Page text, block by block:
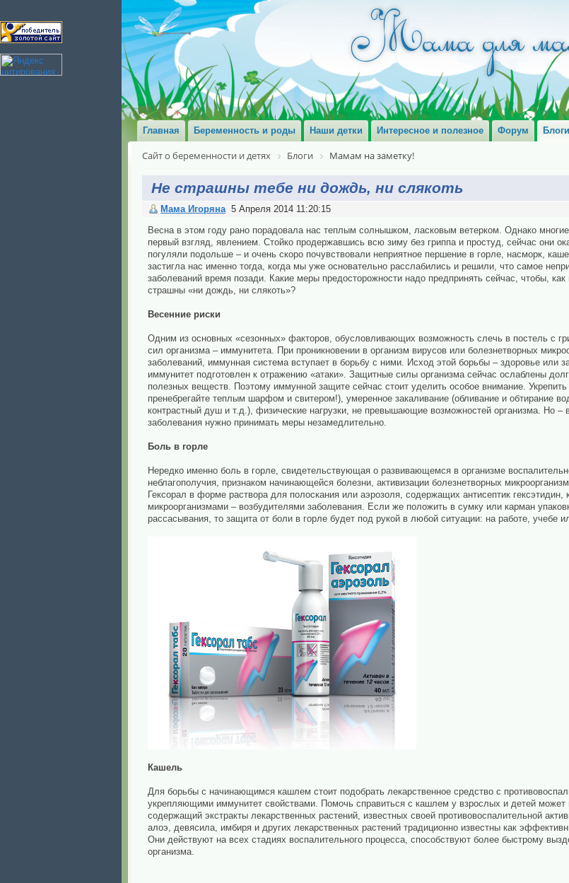
Главная Беременность и роды Наши детки Интересное и полезное Форум Блоги
Сайт о беременности и детях Блоги Мамам на заметку!
Не страшны тебе ни дождь, ни слякоть
Мама Игоряна 5 Апреля 2014 11:20:15
Весна в этом году рано порадовала нас теплым солнышком, ласковым ветерком. Однако
первый взгляд, явлением. Стойко продержавшись всю зиму без гриппа и простуд, сейчас они
погуляли подольше – и очень скоро почувствовали неприятное першение в горле, насморк,
застигла нас именно тогда, когда мы уже основательно расслабились и решили, что самое
заболеваний время позади. Какие меры предосторожности надо предпринять сейчас, чтобы,
страшны «ни дождь, ни слякоть»?
Весенние риски
Одним из основных «сезонных» факторов, обусловливающих возможность слечь в постель с
сил организма – иммунитета. При проникновении в организм вирусов или болезнетворных
заболеваний, иммунная система вступает в борьбу с ними. Исход этой борьбы – здоровье или
иммунитет подготовлен к отражению «атаки». Защитные силы организма сейчас ослаблены
полезных веществ. Поэтому иммунной защите сейчас стоит уделить особое внимание.
пренебрегайте теплым шарфом и свитером!), умеренное закаливание (обливание и обтирание
контрастный душ и т.д.), физические нагрузки, не превышающие возможностей организма. Но –
заболевания нужно принимать меры незамедлительно.
Боль в горле
Нередко именно боль в горле, свидетельствующая о развивающемся в организме
неблагополучия, признаком начинающейся болезни, активизации болезнетворных
Гексорал в форме раствора для полоскания или аэрозоля, содержащих антисептик гексэтидин,
микроорганизмами – возбудителями заболевания. Если же положить в сумку или карман
рассасывания, то защита от боли в горле будет под рукой в любой ситуации: на работе, учебе
Кашель
Для борьбы с начинающимся кашлем стоит подобрать лекарственное средство с
укрепляющими иммунитет свойствами. Помочь справиться с кашлем у взрослых и детей
содержащий экстракты лекарственных растений, известных своей противовоспалительной
алоэ, девясила, имбиря и других лекарственных растений традиционно известны как
Они действуют на всех стадиях воспалительного процесса, способствуют более быстрому
организма.